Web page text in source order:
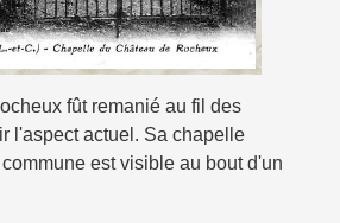
fût remanié au fil des
l'aspect actuel. Sa chapelle
est visible au bout d'un